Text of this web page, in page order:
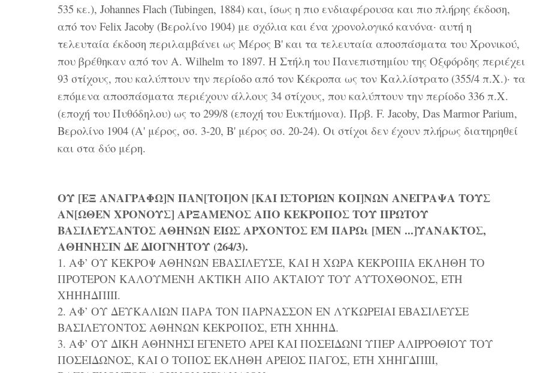
535 κε.), Johannes Flach (Tubingen, 1884) και, ίσως η πιο ενδιαφέρουσα και πιο πλήρης έκδοση,
από τον Felix Jacoby (Βερολίνο 1904) με σχόλια και ένα χρονολογικό κανόνα· αυτή η
τελευταία έκδοση περιλαμβάνει ως Μέρος Β' και τα τελευταία αποσπάσματα του Χρονικού,
που βρέθηκαν από τον Α. Wilhelm το 1897. Η Στήλη του Πανεπιστημίου της Οξφόρδης περιέχει
93 στίχους, που καλύπτουν την περίοδο από τον Κέκροπα ως τον Καλλίστρατο (355/4 π.Χ.)· τα
επόμενα αποσπάσματα περιέχουν άλλους 34 στίχους, που καλύπτουν την περίοδο 336 π.Χ.
(εποχή του Πυθόδηλου) ως το 299/8 (εποχή του Ευκτήμονα). Πρβ. F. Jacoby, Das Marmor Parium,
Βερολίνο 1904 (Α' μέρος, σσ. 3-20, Β' μέρος σσ. 20-24). Οι στίχοι δεν έχουν πλήρως διατηρηθεί
και στα δύο μέρη.
ΟΥ [ΕΞ ΑΝΑΓΡΑΦΩ]Ν ΠΑΝ[ΤΟΙ]ΟΝ [ΚΑΙ ΙΣΤΟΡΙΩΝ ΚΟΙ]ΝΩΝ ΑΝΕΓΡΑΨΑ ΤΟΥΣ
ΑΝ[ΩΘΕΝ ΧΡΟΝΟΥΣ] ΑΡΞΑΜΕΝΟΣ ΑΠΟ ΚΕΚΡΟΠΟΣ ΤΟΥ ΠΡΩΤΟΥ
ΒΑΣΙΛΕΥΣΑΝΤΟΣ ΑΘΗΝΩΝ ΕΙΩΣ ΑΡΧΟΝΤΟΣ ΕΜ ΠΑΡΩι [ΜΕΝ ...]ΥΑΝΑΚΤΟΣ,
ΑΘΗΝΗΣΙΝ ΔΕ ΔΙΟΓΝΗΤΟΥ (264/3).
1. ΑΦ’ ΟΥ ΚΕΚΡΟΨ ΑΘΗΝΩΝ ΕΒΑΣΙΛΕΥΣΕ, ΚΑΙ Η ΧΩΡΑ ΚΕΚΡΟΠΙΑ ΕΚΛΗΘΗ ΤΟ
ΠΡΟΤΕΡΟΝ ΚΑΛΟΥΜΕΝΗ ΑΚΤΙΚΗ ΑΠΟ ΑΚΤΑΙΟΥ ΤΟΥ ΑΥΤΟΧΘΟΝΟΣ, ΕΤΗ
ΧΗΗΗΔΠΙΙΙ.
2. ΑΦ’ ΟΥ ΔΕΥΚΑΛΙΩΝ ΠΑΡΑ ΤΟΝ ΠΑΡΝΑΣΣΟΝ ΕΝ ΛΥΚΩΡΕΙΑΙ ΕΒΑΣΙΛΕΥΣΕ
ΒΑΣΙΛΕΥΟΝΤΟΣ ΑΘΗΝΩΝ ΚΕΚΡΟΠΟΣ, ΕΤΗ ΧΗΗΗΔ.
3. ΑΦ’ ΟΥ ΔΙΚΗ ΑΘΗΝΗΣΙ ΕΓΕΝΕΤΟ ΑΡΕΙ ΚΑΙ ΠΟΣΕΙΔΩΝΙ ΥΠΕΡ ΑΛΙΡΡΟΘΙΟΥ ΤΟΥ
ΠΟΣΕΙΔΩΝΟΣ, ΚΑΙ Ο ΤΟΠΟΣ ΕΚΛΗΘΗ ΑΡΕΙΟΣ ΠΑΓΟΣ, ΕΤΗ ΧΗΗΓΔΠΙΙΙ,